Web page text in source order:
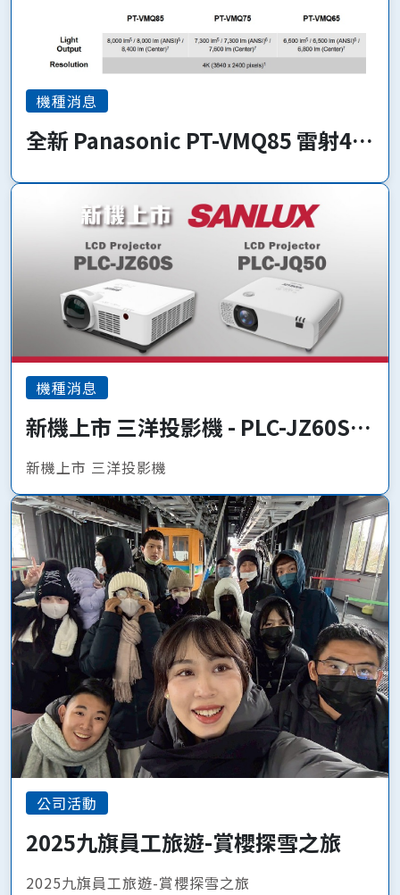
機種消息
全新 Panasonic PT-VMQ85 雷射4K
機種消息
新機上市 三洋投影機 - PLC-JZ60S、
PLC-JQ50
新機上市 三洋投影機
公司活動
2025九旗員工旅遊-賞櫻探雪之旅
2025九旗員工旅遊-賞櫻探雪之旅